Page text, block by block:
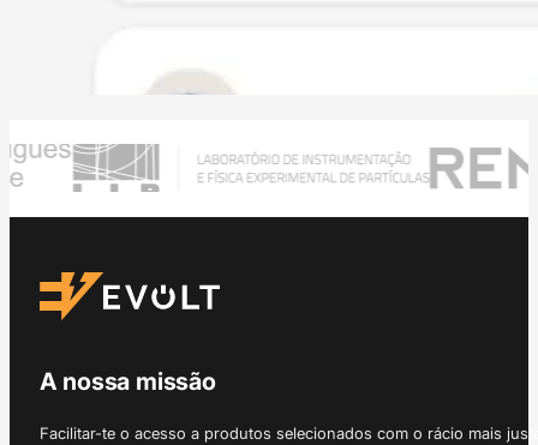
A nossa missão
Facilitar-te o acesso a produtos selecionados com o rácio mais